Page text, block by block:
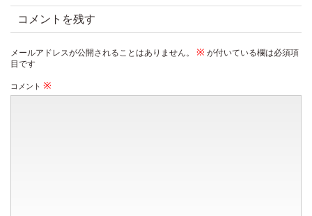
コメントを残す
メールアドレスが公開されることはありません。 ※ が付いている欄は必須項
目です
コメント ※